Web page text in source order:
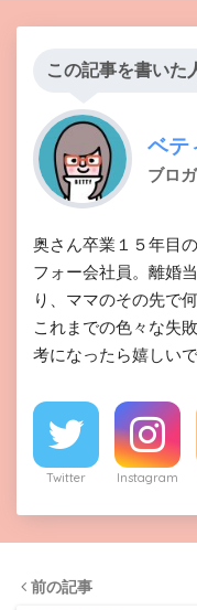
この記事を書いた
ベテ
ブロ
奥さん卒業１５年目
フォー会社員。離婚
り、ママのその先で
これまでの色々な失
考になったら嬉しいで
Twitter Instagram
前の記事